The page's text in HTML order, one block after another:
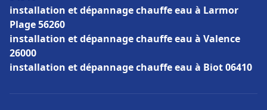
installation et dépannage chauffe eau à Larmor
Plage 56260
installation et dépannage chauffe eau à Valence
26000
installation et dépannage chauffe eau à Biot 06410